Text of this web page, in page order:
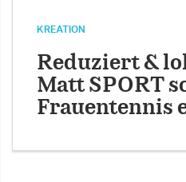
KREATION
Reduziert &
Matt SPORT
Frauentennis